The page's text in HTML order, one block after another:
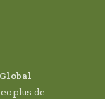
Global
plus de